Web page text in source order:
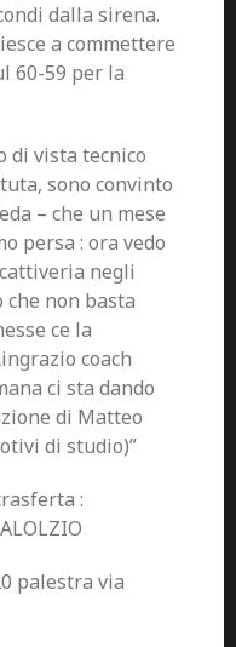
dalla sirena.
a commettere
60-59 per la
di vista tecnico
sono convinto
– che un mese
persa : ora vedo
negli
che non basta
ce la
coach
ci sta dando
di Matteo
di studio)”
:
palestra via